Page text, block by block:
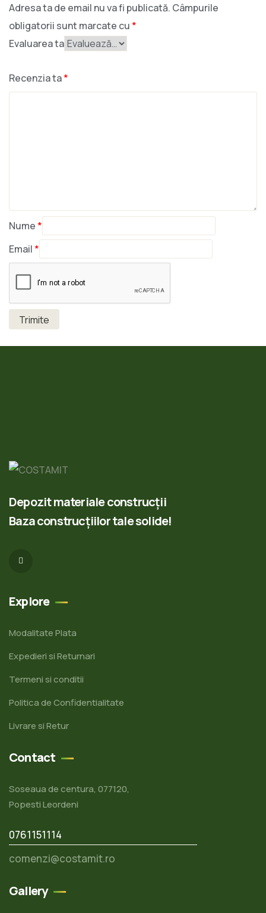
Adresa ta de email nu va fi publicată. Câmpurile
obligatorii sunt marcate cu *
Evaluarea ta
Recenzia ta*
Nume *
Email *
Depozit materiale construcții
Baza construcțiilor tale solide!
Explore
Modalitate Plata
Expedieri si Returnari
Termeni si conditii
Politica de Confidentialitate
Livrare si Retur
Contact
Soseaua de centura, 077120,
Popesti Leordeni
0761151114
comenzi@costamit.ro
Gallery